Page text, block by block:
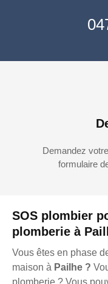
SOS plombier
plomberie à
Vous êtes en phase
maison à Pailhe ?
Demandez
formulaire